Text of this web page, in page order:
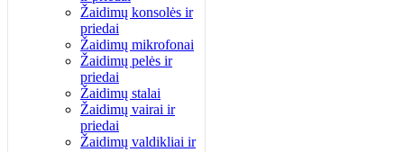
Žaidimų konsolės ir
priedai
Žaidimų mikrofonai
Žaidimų pelės ir
priedai
Žaidimų stalai
Žaidimų vairai ir
priedai
Žaidimų valdikliai ir